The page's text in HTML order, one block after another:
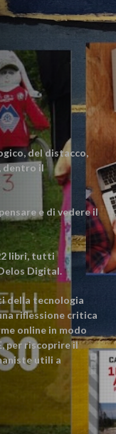
del distacco,
dentro il
e di vedere il
libri, tutti
Digital.
della tecnologia
riflessione critica
online in modo
per riscoprire il
utili a